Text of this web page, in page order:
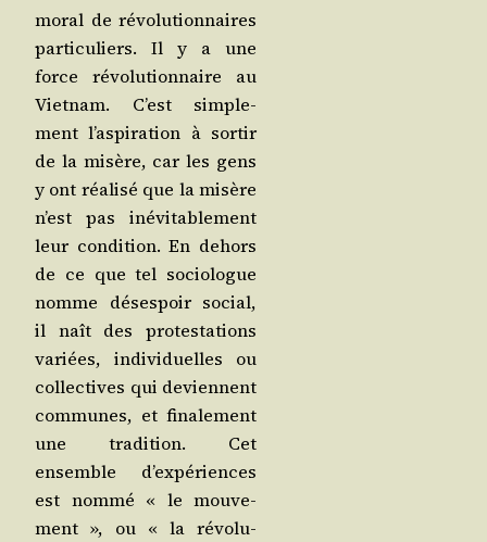
moral de révo­lu­tion­naires
par­ti­cu­liers. Il y a une
force révo­lu­tion­naire au
Viet­nam. C’est sim­ple­
ment l’aspiration à sor­tir
de la misère, car les gens
y ont réa­li­sé que la misère
n’est pas inévi­ta­ble­ment
leur condi­tion. En dehors
de ce que tel socio­logue
nomme déses­poir social,
il naît des pro­tes­ta­tions
variées, indi­vi­duelles ou
col­lec­tives qui deviennent
com­munes, et fina­le­ment
une tra­di­tion. Cet
ensemble d’expériences
est nom­mé « le mou­ve­
ment », ou « la révo­lu­